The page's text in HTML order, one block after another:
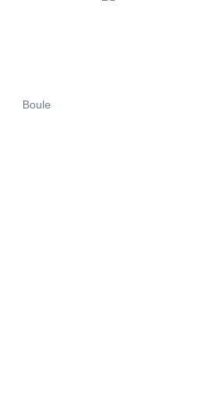
Boule